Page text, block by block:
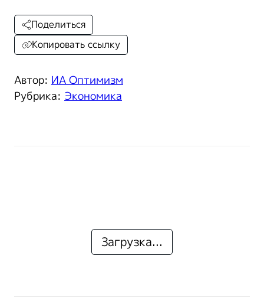
Автор: ИА Оптимизм
Рубрика: Экономика
Поделиться
Копировать ссылку
Загрузка...